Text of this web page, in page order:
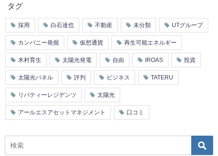
タグ
採用 白石達也 不動産 未分類 UTグループ
カンパニー発掘 仮想通貨 再生可能エネルギー
木村育生 太陽光発電 自由 IROAS 投資
太陽光パネル 評判 ビジネス TATERU
リバティーレジデンツ 太陽光
アールエスアセットマネジメント 口コミ